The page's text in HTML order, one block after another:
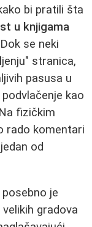
bi pratili šta
u knjigama
se neki
stranica,
pasusa u
kao
fizičkim
rado komentari
od
je
gradova